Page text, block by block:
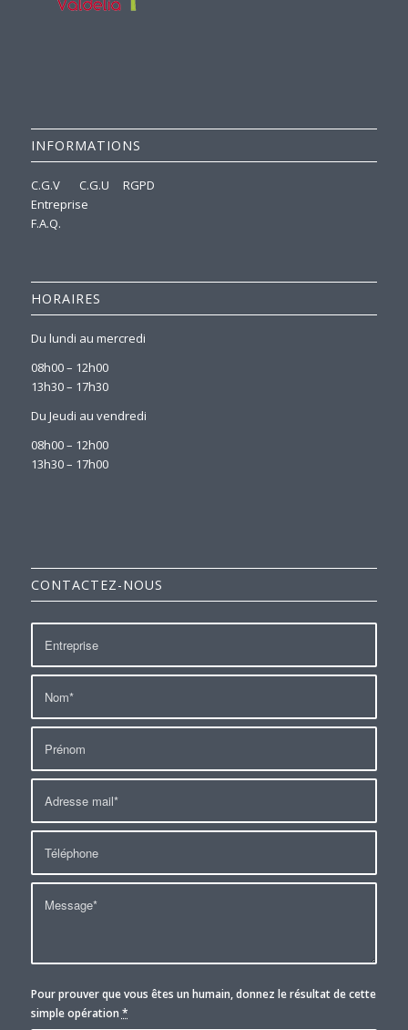
INFORMATIONS
C.G.V C.G.U
RGPD
Entreprise
F.A.Q.
HORAIRES
Du lundi au mercredi
08h00 – 12h00
13h30 – 17h30
Du Jeudi au vendredi
08h00 – 12h00
13h30 – 17h00
CONTACTEZ-NOUS
Pour prouver que vous êtes un humain, donnez le résultat de cette
simple opération *